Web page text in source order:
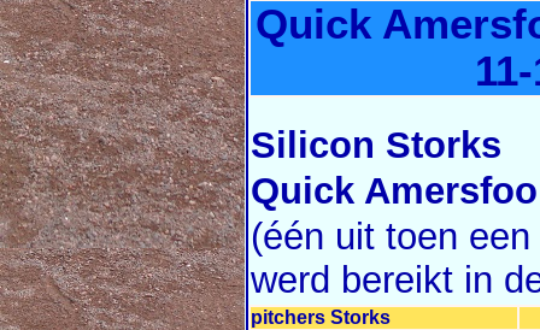
Quick
Silicon Storks
Quick
(één uit toen
werd bereikt in
pitchers Storks